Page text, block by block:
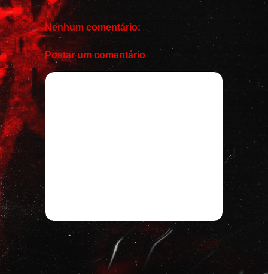
Nenhum comentário:
Postar um comentário